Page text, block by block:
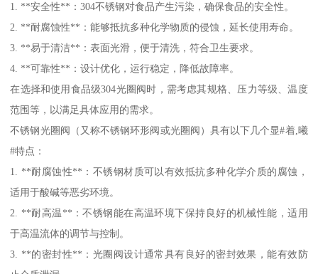
1. **安全性**：304不锈钢对食品产生污染，确保食品的安全性。
2. **耐腐蚀性**：能够抵抗多种化学物质的侵蚀，延长使用寿命。
3. **易于清洁**：表面光滑，便于清洗，符合卫生要求。
4. **可靠性**：设计优化，运行稳定，降低故障率。
在选择和使用食品级304光圈阀时，需考虑其规格、压力等级、温度
范围等，以满足具体应用的需求。
不锈钢光圈阀（又称不锈钢环形阀或光圈阀）具有以下几个显#着,曦
#特点：
1. **耐腐蚀性**：不锈钢材质可以有效抵抗多种化学介质的腐蚀，
适用于酸碱等恶劣环境。
2. **耐高温**：不锈钢能在高温环境下保持良好的机械性能，适用
于高温流体的调节与控制。
3. **的密封性**：光圈阀设计通常具有良好的密封效果，能有效防